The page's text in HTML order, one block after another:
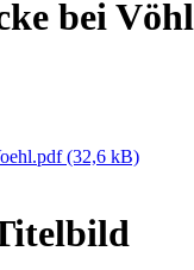
bei Vöhl
(32,6 kB)